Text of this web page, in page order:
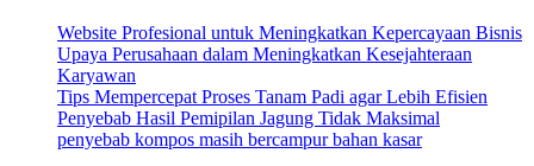
Website Profesional untuk Meningkatkan Kepercayaan Bisnis
Upaya Perusahaan dalam Meningkatkan Kesejahteraan
Karyawan
Tips Mempercepat Proses Tanam Padi agar Lebih Efisien
Penyebab Hasil Pemipilan Jagung Tidak Maksimal
penyebab kompos masih bercampur bahan kasar